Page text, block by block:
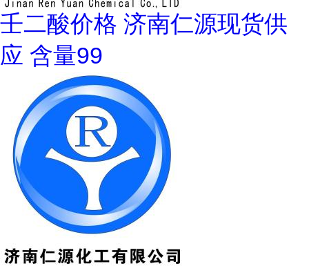
壬二酸价格 济南仁源现货供
应 含量99